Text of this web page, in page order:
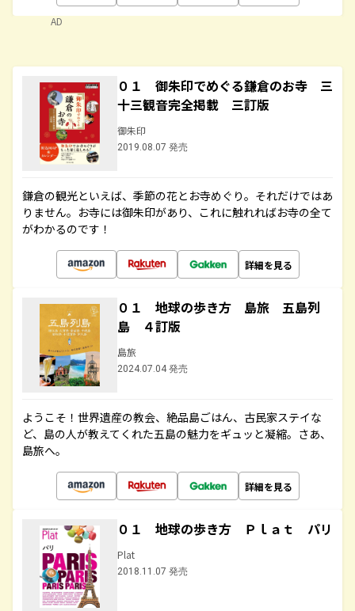
AD
０１ 御朱印でめぐる鎌倉のお寺 三
十三観音完全掲載 三訂版
御朱印
2019.08.07 発売
鎌倉の観光といえば、季節の花とお寺めぐり。それだけではあ
りません。お寺には御朱印があり、これに触れればお寺の全て
がわかるのです！
詳細を見る
０１ 地球の歩き方 島旅 五島列
島 ４訂版
島旅
2024.07.04 発売
ようこそ！世界遺産の教会、絶品島ごはん、古民家ステイな
ど、島の人が教えてくれた五島の魅力をギュッと凝縮。さあ、
島旅へ。
詳細を見る
０１ 地球の歩き方 Ｐｌａｔ パリ
Plat
2018.11.07 発売